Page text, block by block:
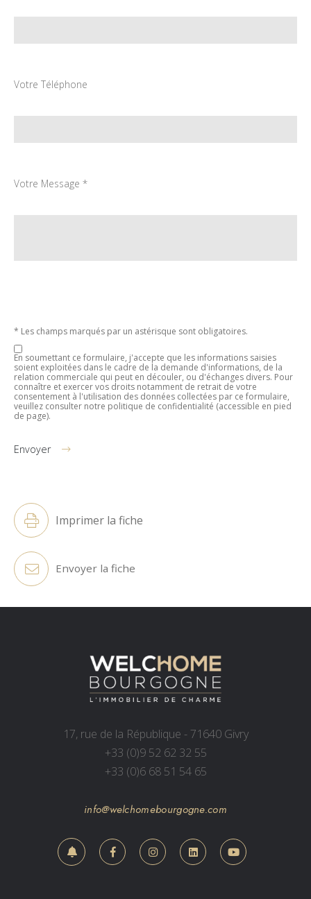
Votre Téléphone
Votre Message *
* Les champs marqués par un astérisque sont obligatoires.
En soumettant ce formulaire, j'accepte que les informations saisies
soient exploitées dans le cadre de la demande d'informations, de la
relation commerciale qui peut en découler, ou d'échanges divers. Pour
connaître et exercer vos droits notamment de retrait de votre
consentement à l'utilisation des données collectées par ce formulaire,
veuillez consulter notre politique de confidentialité (accessible en pied
de page).
Envoyer
Imprimer la fiche
Envoyer la fiche
17, rue de la République - 71640 Givry
+33 (0)9 52 62 32 55
+33 (0)6 68 51 54 65
info@welchomebourgogne.com